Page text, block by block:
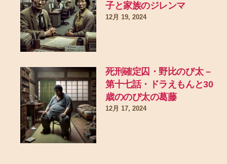
子と家族のジレンマ
12月 19, 2024
死刑確定囚・野比のび太 –
第十七話・ドラえもんと30
歳ののび太の葛藤
12月 17, 2024